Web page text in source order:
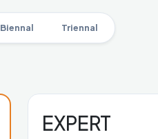
Biennal Triennal
EXPERT